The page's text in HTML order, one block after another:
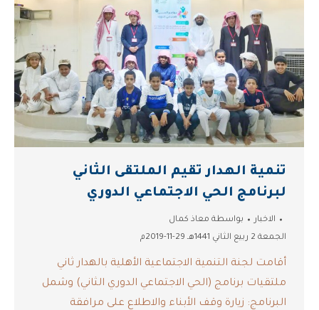
تنمية الهدار تقيم الملتقى الثاني
لبرنامج الحي الاجتماعي الدوري
الاخبار بواسطة معاذ كمال
الجمعة 2 ربيع الثاني 1441هـ 29-11-2019م
أقامت لجنة التنمية الاجتماعية الأهلية بالهدار ثاني
ملتقيات برنامج (الحي الاجتماعي الدوري الثاني) وشمل
البرنامج: زيارة وقف الأبناء والاطلاع على مرافقة